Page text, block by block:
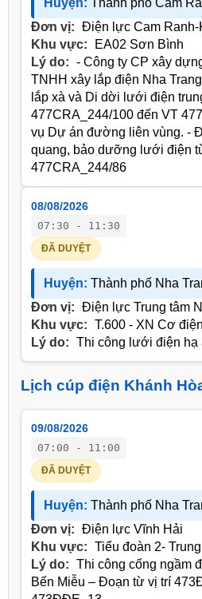
Huyện: Thành phố Cam
Đơn vị: Điện lực Cam Ranh-
Khu vực:
EA02 Sơn Bình
Lý do: - Công ty CP xây
TNHH xây lắp điện Nha
lắp xà và Di dời lưới điện
477CRA_244/100 đến VT
vụ Dự án đường liên vùng. -
quang, bảo dưỡng lưới điện
477CRA_244/86
08/08/2026
07:30 - 11:30
ĐÃ DUYỆT
Huyện: Thành phố Nha
Đơn vị: Điện lực Trung tâm
Khu vực: T.600 - XN Cơ
Lý do: Thi công lưới điện hạ
Lịch cúp điện Khánh
09/08/2026
07:00 - 11:00
ĐÃ DUYỆT
Huyện: Thành phố Nha
Đơn vị: Điện lực Vĩnh Hải
Khu vực: Tiểu đoàn 2-
Lý do: Thi công cống ngầm
Bến Miễu – Đoạn từ vị trí